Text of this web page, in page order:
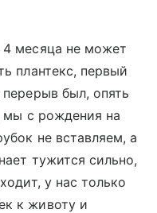
месяца не может
плантекс, первый
был, опять
мы с рождения на
не вставляем, а
тужится сильно,
у нас только
к животу и